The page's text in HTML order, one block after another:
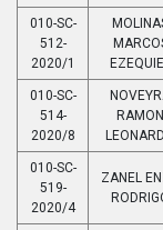
010-SC-
512-
2020/1
010-SC-
514-
2020/8
RAMON
010-SC-
519-
2020/4
ZANEL